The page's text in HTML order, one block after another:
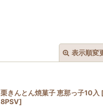
表示順変
栗きんとん焼菓子 恵那っ子10入
8PSV]